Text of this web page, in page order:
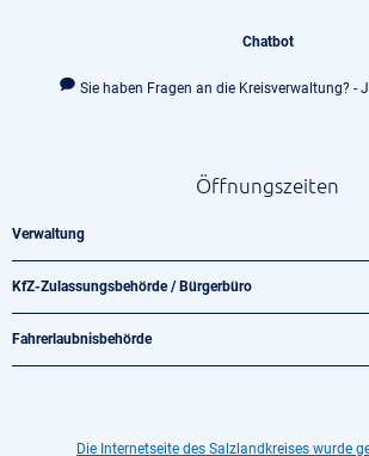
Chatbot
Sie haben Fragen an die Kreisverwaltung? -
Öffnungszeiten
Verwaltung
KfZ-Zulassungsbehörde / Bürgerbüro
Fahrerlaubnisbehörde
Die Internetseite des Salzlandkreises wurde